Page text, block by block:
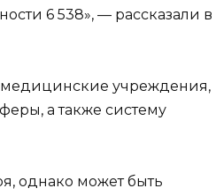
6 538», — рассказали в
учреждения,
а также систему
однако может быть